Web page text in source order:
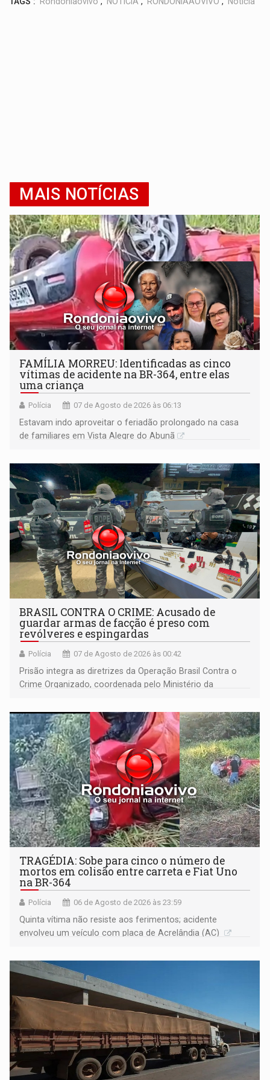
MAIS NOTÍCIAS
FAMÍLIA MORREU: Identificadas as cinco
vítimas de acidente na BR-364, entre elas
uma criança
Polícia 07 de Agosto de 2026 às 06:13
Estavam indo aproveitar o feriadão prolongado na casa
de familiares em Vista Alegre do Abunã
BRASIL CONTRA O CRIME: Acusado de
guardar armas de facção é preso com
revólveres e espingardas
Polícia 07 de Agosto de 2026 às 00:42
Prisão integra as diretrizes da Operação Brasil Contra o
Crime Organizado, coordenada pelo Ministério da
TRAGÉDIA: Sobe para cinco o número de
mortos em colisão entre carreta e Fiat Uno
na BR-364
Polícia 06 de Agosto de 2026 às 23:59
Quinta vítima não resiste aos ferimentos; acidente
envolveu um veículo com placa de Acrelândia (AC)